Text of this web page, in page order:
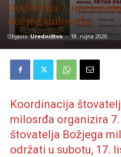
Dođite na 7.
Božjeg milosrđa
Objavio Uredništvo - 18. rujna 2020.
Koordinacija
milosrđa organizira
štovatelja Božjega
održati u subotu, 17.